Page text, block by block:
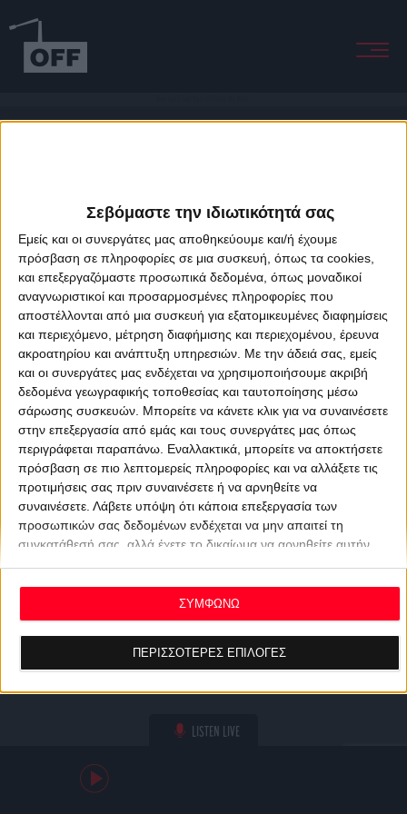
Σεβόμαστε την ιδιωτικότητά σας
Εμείς και οι συνεργάτες μας αποθηκεύουμε και/ή έχουμε
πρόσβαση σε πληροφορίες σε μια συσκευή, όπως τα cookies,
και επεξεργαζόμαστε προσωπικά δεδομένα, όπως μοναδικοί
αναγνωριστικοί και προσαρμοσμένες πληροφορίες που
αποστέλλονται από μια συσκευή για εξατομικευμένες διαφημίσεις
και περιεχόμενο, μέτρηση διαφήμισης και περιεχομένου, έρευνα
ακροατηρίου και ανάπτυξη υπηρεσιών. Με την άδειά σας, εμείς
και οι συνεργάτες μας ενδέχεται να χρησιμοποιήσουμε ακριβή
δεδομένα γεωγραφικής τοποθεσίας και ταυτοποίησης μέσω
σάρωσης συσκευών. Μπορείτε να κάνετε κλικ για να συναινέσετε
στην επεξεργασία από εμάς και τους συνεργάτες μας όπως
περιγράφεται παραπάνω. Εναλλακτικά, μπορείτε να αποκτήσετε
πρόσβαση σε πιο λεπτομερείς πληροφορίες και να αλλάξετε τις
προτιμήσεις σας πριν συναινέσετε ή να αρνηθείτε να
συναινέσετε. Λάβετε υπόψη ότι κάποια επεξεργασία των
προσωπικών σας δεδομένων ενδέχεται να μην απαιτεί τη
συγκατάθεσή σας, αλλά έχετε το δικαίωμα να αρνηθείτε αυτήν
ανακαλέσετε τη συγκατάθεσή σας ανά πάσα στιγμή
επιστρέφοντας σε αυτόν τον ιστότοπο και κάνοντας κλικ στο
κουμπί "Απορρήτου" στο κάτω μέρος της ιστοσελίδας.
ΠΕΡΙΣΣΟΤΕΡΕΣ ΕΠΙΛΟΓΕΣ
ΣΥΜΦΩΝΩ
LISTEN LIVE
About Offradio Business Class Terms & Conditions
Privacy Policy
Designed & developed byporcupine colors&Fotis Alexandrou